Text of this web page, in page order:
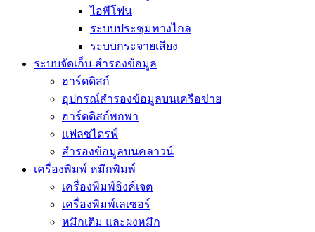
ไอพีโฟน
ระบบประชุมทางไกล
ระบบกระจายเสียง
ระบบจัดเก็บ-สำรองข้อมูล
ฮาร์ดดิสก์
อุปกรณ์สำรองข้อมูลบนเครือข่าย
ฮาร์ดดิสก์พกพา
แฟลซไดรฟ์
สำรองข้อมูลบนคลาวน์
เครื่องพิมพ์ หมึกพิมพ์
เครื่องพิมพ์อิงค์เจต
เครื่องพิมพ์เลเซอร์
หมึกเติม และผงหมึก